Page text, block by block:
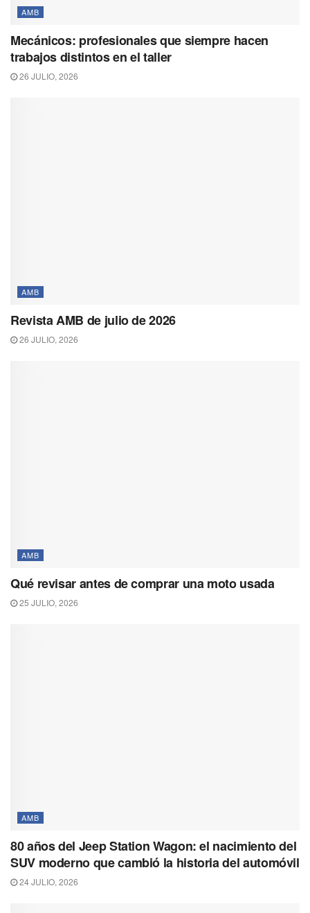
AMB
Mecánicos: profesionales que siempre hacen
trabajos distintos en el taller
26 JULIO, 2026
AMB
Revista AMB de julio de 2026
26 JULIO, 2026
AMB
Qué revisar antes de comprar una moto usada
25 JULIO, 2026
AMB
80 años del Jeep Station Wagon: el nacimiento del
SUV moderno que cambió la historia del automóvil
24 JULIO, 2026